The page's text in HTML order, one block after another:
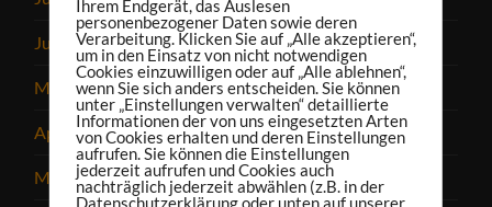
Juni 2022
Mai 2022
April 2022
März 2022
Ihrem Endgerät, das Auslesen
personenbezogener Daten sowie deren
Verarbeitung. Klicken Sie auf „Alle akzeptieren“,
um in den Einsatz von nicht notwendigen
Cookies einzuwilligen oder auf „Alle ablehnen“,
wenn Sie sich anders entscheiden. Sie können
unter „Einstellungen verwalten“ detaillierte
Informationen der von uns eingesetzten Arten
von Cookies erhalten und deren Einstellungen
aufrufen. Sie können die Einstellungen
jederzeit aufrufen und Cookies auch
nachträglich jederzeit abwählen (z.B. in der
Datenschutzerklärung oder unten auf unserer